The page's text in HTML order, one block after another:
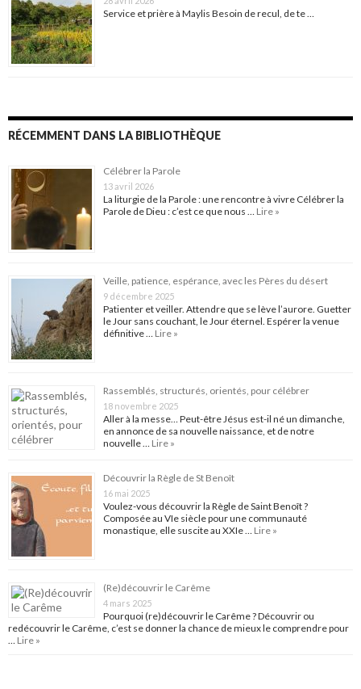
Service et prière à Maylis Besoin de recul, de te …
RÉCEMMENT DANS LA BIBLIOTHÈQUE
Célébrer la Parole
13 avril 2026
La liturgie de la Parole : une rencontre à vivre Célébrer la
Parole de Dieu : c’est ce que nous … Lire »
Veille, patience, espérance, avec les Pères du désert
9 décembre 2025
Patienter et veiller. Attendre que se lève l’aurore. Guetter
le Jour sans couchant, le Jour éternel. Espérer la venue
définitive … Lire »
Rassemblés, structurés, orientés, pour célébrer
18 novembre 2025
Aller à la messe… Peut-être Jésus est-il né un dimanche,
en annonce de sa nouvelle naissance, et de notre
nouvelle … Lire »
Découvrir la Règle de St Benoît
16 mai 2025
Voulez-vous découvrir la Règle de Saint Benoît ?
Composée au VIe siècle pour une communauté
monastique, elle suscite au XXIe … Lire »
(Re)découvrir le Carême
4 mars 2025
Pourquoi (re)découvrir le Carême ? Découvrir ou
redécouvrir le Carême, c’est se donner la chance de mieux le comprendre pour
… Lire »